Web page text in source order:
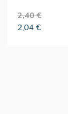
2,40 €
2,04 €